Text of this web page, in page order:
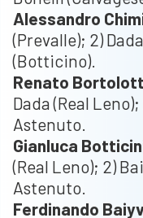
Alessandro
(Prevalle); 2)
(Botticino).
Renato
Dada (Real
Astenuto.
Gianluca
(Real Leno); 2)
Astenuto.
Ferdinando